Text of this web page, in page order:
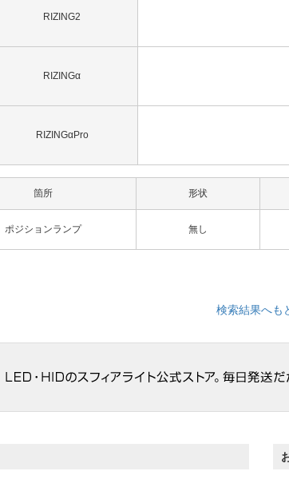
RIZING2
RIZINGα
RIZINGαPro
箇所 形状
ポジションランプ 無し
検索結果へも